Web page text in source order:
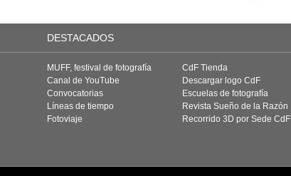
DESTACADOS
MUFF, festival de fotografía
Canal de YouTube
Convocatorias
Líneas de tiempo
Fotoviaje
CdF Tienda
Descargar logo CdF
Escuelas de fotografía
Revista Sueño de la Razón
Recorrido 3D por Sede CdF